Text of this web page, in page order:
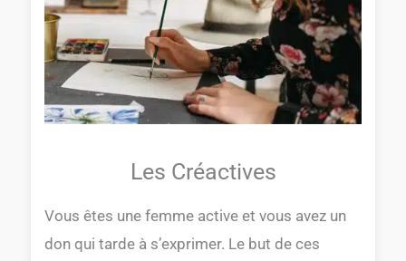
Les Créactives
Vous êtes une femme active et vous avez un
don qui tarde à s’exprimer. Le but de ces